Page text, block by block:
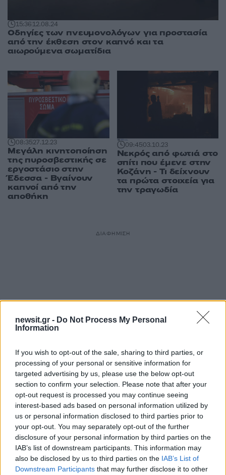
newsit.gr - Do Not Process My Personal
Information
If you wish to opt-out of the sale, sharing to third parties, or
processing of your personal or sensitive information for
targeted advertising by us, please use the below opt-out
section to confirm your selection. Please note that after your
opt-out request is processed you may continue seeing
interest-based ads based on personal information utilized by
us or personal information disclosed to third parties prior to
your opt-out. You may separately opt-out of the further
disclosure of your personal information by third parties on the
IAB’s list of downstream participants. This information may
also be disclosed by us to third parties on the IAB’s List of
Downstream Participants that may further disclose it to other
15:3612.08.24
Οδηγίες των πνευμονολόγων για προστασία
από την έκθεση στον καπνό και τα
αιωρούμενα σωματίδια
08:3527.12.23
Μεγάλη κινητοποίηση
της πυροσβεστικής σε
εργοστάσιο στην
Έδεσσα - Βγαίνουν
καπνοί από την
αποθήκη
09:4503.10.23
Νεκρός από φωτιά στο
σπίτι που έμενε στην
Κοζάνη - Τι δείχνουν
τα πρώτα στοιχεία για
την τραγωδία
ΔΙΑΦΗΜΙΣΗ